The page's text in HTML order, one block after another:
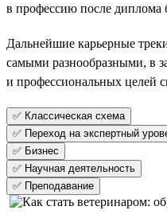
в профессию после диплома
Дальнейшие карьерные
самыми разнообразными, в
и профессиональных целей
✅ Классическая схема
✅ Переход на экспертный
✅ Бизнес
✅ Научная деятельность
✅ Преподавание